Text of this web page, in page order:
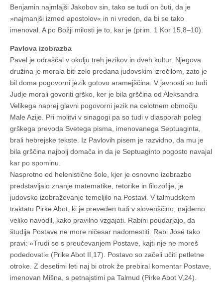
Benjamin najmlajši Jakobov sin, tako se tudi on čuti, da je
»najmanjši izmed apostolov« in ni vreden, da bi se tako
imenoval. A po Božji milosti je to, kar je (prim. 1 Kor 15,8–10).
Pavlova izobrazba
Pavel je odraščal v okolju treh jezikov in dveh kultur. Njegova
družina je morala biti zelo predana judovskim izročilom, zato je
bil doma pogovorni jezik gotovo aramejščina. V javnosti so tudi
Judje morali govoriti grško, ker je bila grščina od Aleksandra
Velikega naprej glavni pogovorni jezik na celotnem območju
Male Azije. Pri molitvi v sinagogi pa so tudi v diasporah poleg
grškega prevoda Svetega pisma, imenovanega Septuaginta,
brali hebrejske tekste. Iz Pavlovih pisem je razvidno, da mu je
bila grščina najbolj domača in da je Septuaginto pogosto navajal
kar po spominu.
Nasprotno od helenistične šole, kjer je osnovno izobrazbo
predstavljalo znanje matematike, retorike in filozofije, je
judovsko izobraževanje temeljilo na Postavi. V talmudskem
traktatu Pirke Abot, ki je preveden tudi v slovenščino, najdemo
veliko navodil, kako pravilno vzgajati. Rabini poudarjajo, da
študija Postave ne more ničesar nadomestiti. Rabi José tako
pravi: »Trudi se s preučevanjem Postave, kajti nje ne moreš
podedovati« (Prike Abot II,17). Postavo so začeli učiti petletne
otroke. Z desetimi leti naj bi otrok že prebiral komentar Postave,
imenovan Mišna, s petnajstimi pa Talmud (Pirke Abot V,24).